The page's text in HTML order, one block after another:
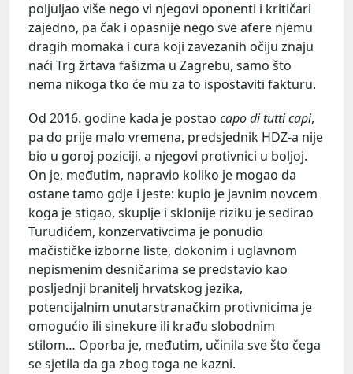
poljuljao više nego vi njegovi oponenti i kritičari
zajedno, pa čak i opasnije nego sve afere njemu
dragih momaka i cura koji zavezanih očiju znaju
naći Trg žrtava fašizma u Zagrebu, samo što
nema nikoga tko će mu za to ispostaviti fakturu.
Od 2016. godine kada je postao capo di tutti capi,
pa do prije malo vremena, predsjednik HDZ-a nije
bio u goroj poziciji, a njegovi protivnici u boljoj.
On je, međutim, napravio koliko je mogao da
ostane tamo gdje i jeste: kupio je javnim novcem
koga je stigao, skuplje i sklonije riziku je sedirao
Turudićem, konzervativcima je ponudio
mačističke izborne liste, dokonim i uglavnom
nepismenim desničarima se predstavio kao
posljednji branitelj hrvatskog jezika,
potencijalnim unutarstranačkim protivnicima je
omogućio ili sinekure ili krađu slobodnim
stilom… Oporba je, međutim, učinila sve što čega
se sjetila da ga zbog toga ne kazni.